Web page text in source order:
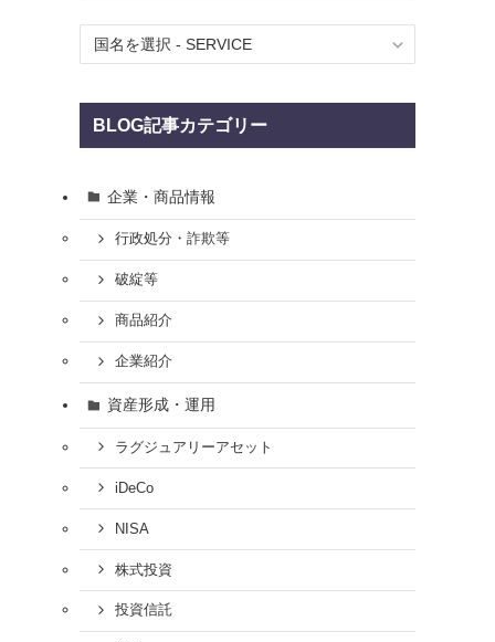
BLOG記事カテゴリー
企業・商品情報
行政処分・詐欺等
破綻等
商品紹介
企業紹介
資産形成・運用
ラグジュアリーアセット
iDeCo
NISA
株式投資
投資信託